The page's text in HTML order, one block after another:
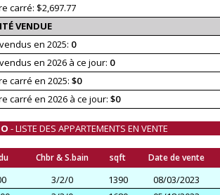
carré: $2,697.77
VENDUE
en 2025: 0
en 2026 à ce jour: 0
carré en 2025: $0
carré en 2026 à ce jour: $0
- LISTE DES APPARTEMENTS EN VENTE
Chbr & S.bain sqft Date de vente
3/2/0 1390
08/03/2023